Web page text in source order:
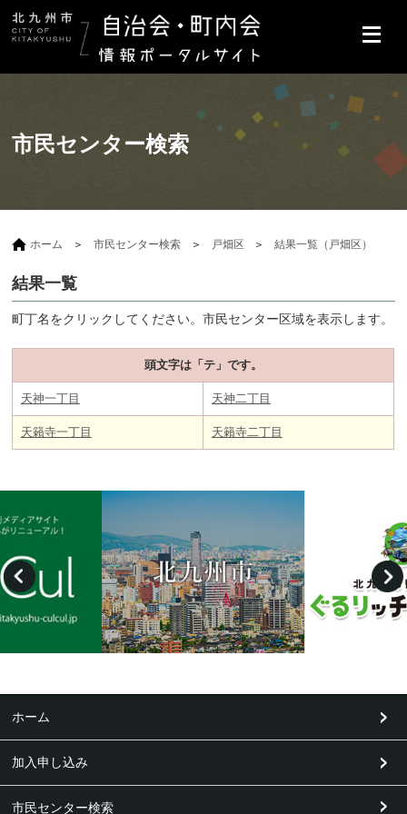
市民センター検索
ホーム 市民センター検索 戸畑区 結果一覧（戸畑区）
結果一覧
町丁名をクリックしてください。市民センター区域を表示します。
頭文字は「テ」です。
天神一丁目 天神二丁目
天籟寺一丁目 天籟寺二丁目
ホーム
加入申し込み
市民センター検索